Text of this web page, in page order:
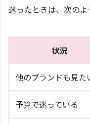
迷ったときは、次のよ
状況
他のブランドも見た
予算で迷っている